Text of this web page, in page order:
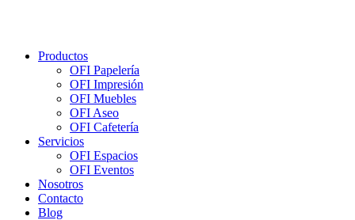
Productos
OFI Papelería
OFI Impresión
OFI Muebles
OFI Aseo
OFI Cafetería
Servicios
OFI Espacios
OFI Eventos
Nosotros
Contacto
Blog